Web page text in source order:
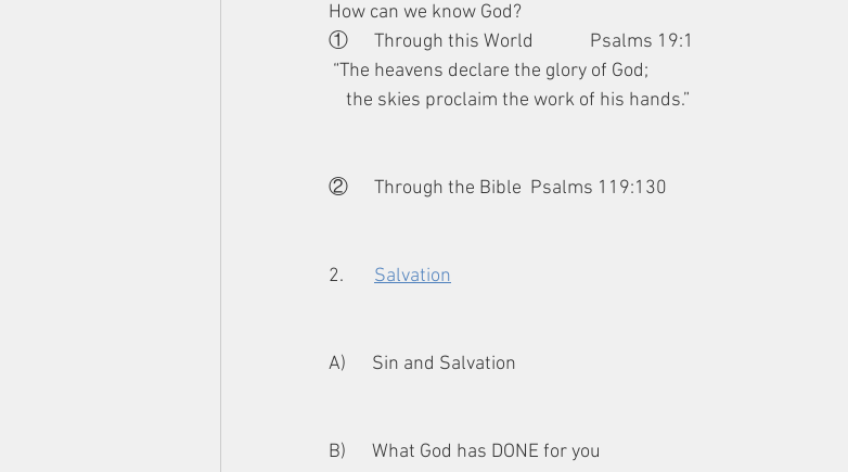
How can we know God?
①      Through this World             Psalms 19:1
“The heavens declare the glory of God;
    the skies proclaim the work of his hands.”
②      Through the Bible  Psalms 119:130
2. Salvation
A)      Sin and Salvation
B)      What God has DONE for you